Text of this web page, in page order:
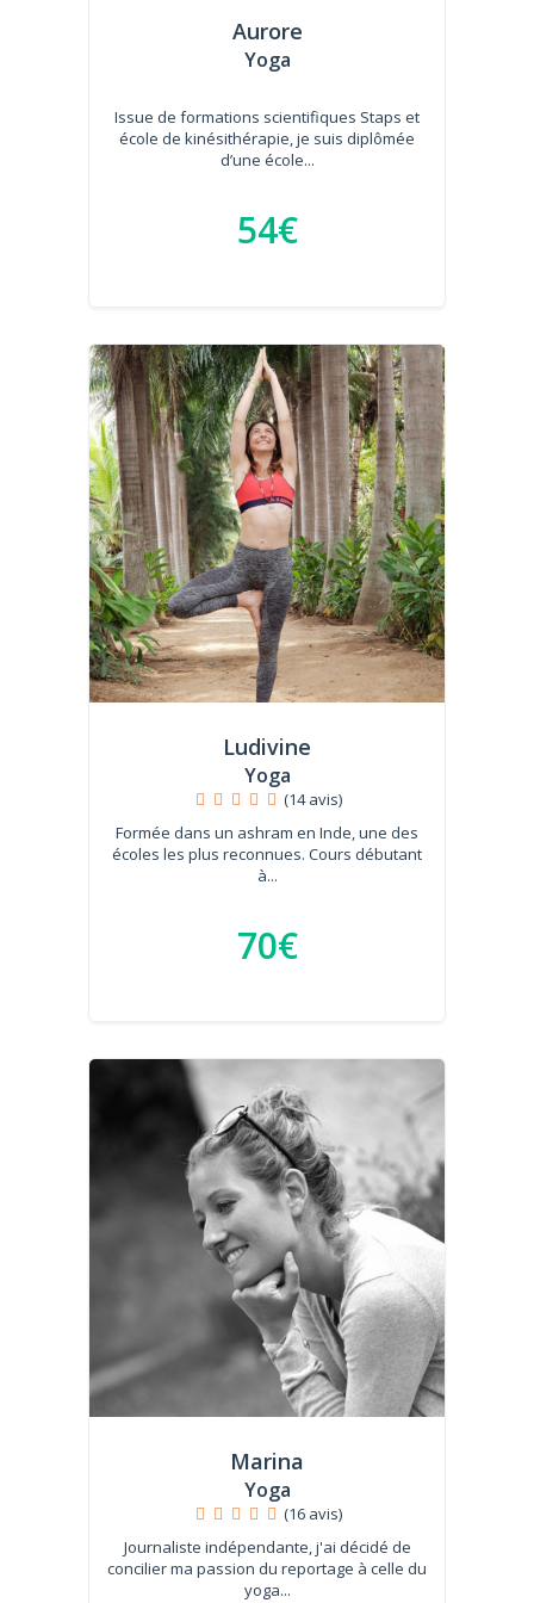
Aurore
Yoga
Issue de formations scientifiques Staps et
école de kinésithérapie, je suis diplômée
d’une école...
54€
Ludivine
Yoga
(14 avis)
Formée dans un ashram en Inde, une des
écoles les plus reconnues. Cours débutant
à...
70€
Marina
Yoga
(16 avis)
Journaliste indépendante, j'ai décidé de
concilier ma passion du reportage à celle du
yoga...